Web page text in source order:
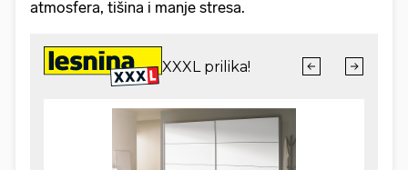
atmosfera, tišina i manje stresa.